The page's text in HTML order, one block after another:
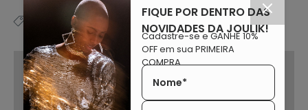
Blusa Colorida
Avise-me quando chegar!
FIQUE POR DENTRO DAS
NOVIDADES DA JOULIK!
Cadastre-se e GANHE 10%
OFF em sua PRIMEIRA
COMPRA.
Nome*